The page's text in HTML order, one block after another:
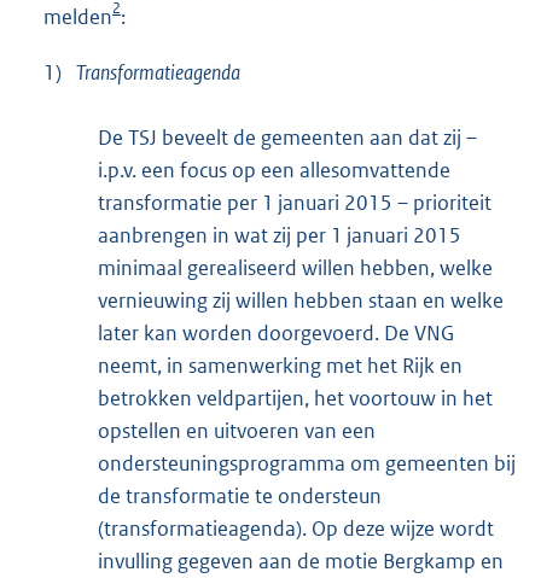
melden2:
1) Transformatieagenda
De TSJ beveelt de gemeenten aan dat zij –
i.p.v. een focus op een allesomvattende
transformatie per 1 januari 2015 – prioriteit
aanbrengen in wat zij per 1 januari 2015
minimaal gerealiseerd willen hebben, welke
vernieuwing zij willen hebben staan en welke
later kan worden doorgevoerd. De VNG
neemt, in samenwerking met het Rijk en
betrokken veldpartijen, het voortouw in het
opstellen en uitvoeren van een
ondersteuningsprogramma om gemeenten bij
de transformatie te ondersteun
(transformatieagenda). Op deze wijze wordt
invulling gegeven aan de motie Bergkamp en